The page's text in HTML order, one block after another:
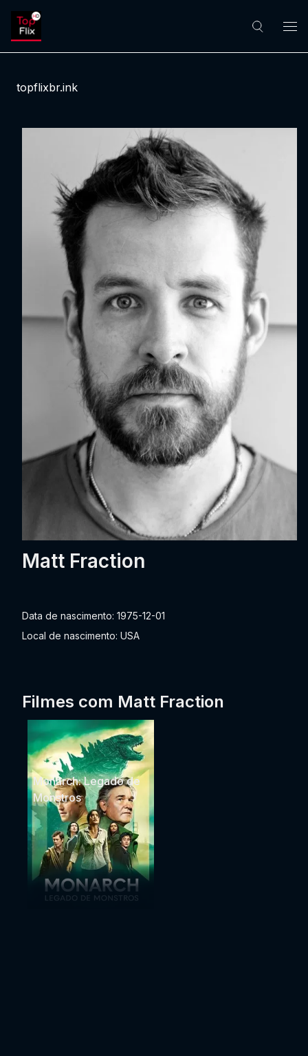
topflixbr.ink
Matt Fraction
Data de nascimento: 1975-12-01
Local de nascimento: USA
Filmes com Matt Fraction
Monarch: Legado de
Monstros